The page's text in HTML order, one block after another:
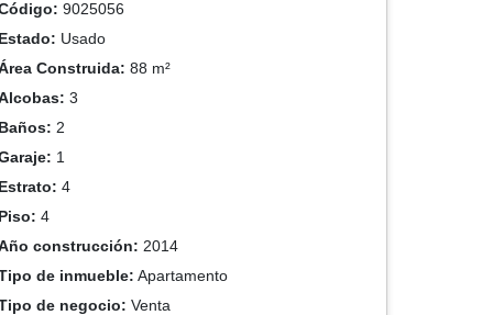
9025056
Usado
Construida: 88 m²
3
2
1
4
4
construcción: 2014
de inmueble: Apartamento
de negocio: Venta